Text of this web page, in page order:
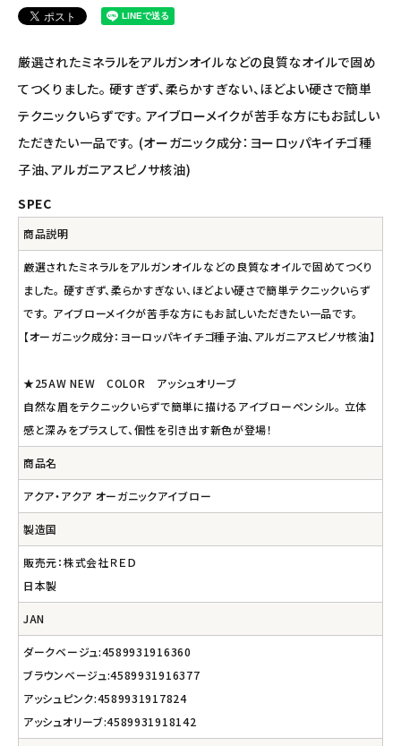
コラム・スタッフのおすすめ
ご利用ガイド等
アカウント情報
meeting_room ログイン
厳選されたミネラルをアルガンオイルなどの良質なオイルで固め
てつくりました。 硬すぎず、柔らかすぎない、ほどよい硬さで簡単
テクニックいらずです。 アイブローメイクが苦手な方にもお試しい
ただきたい一品です。 (オーガニック成分：ヨーロッパキイチゴ種
子油、アルガニアスピノサ核油)
SPEC
商品説明
厳選されたミネラルをアルガンオイルなどの良質なオイルで固めてつくり
ました。 硬すぎず、柔らかすぎない、ほどよい硬さで簡単テクニックいらず
です。 アイブローメイクが苦手な方にもお試しいただきたい一品です。
【オーガニック成分：ヨーロッパキイチゴ種子油、アルガニアスピノサ核油】
★25AW NEW COLOR アッシュオリーブ
自然な眉をテクニックいらずで簡単に描けるアイブローペンシル。 立体
感と深みをプラスして、個性を引き出す新色が登場！
商品名
アクア・アクア オーガニックアイブロー
製造国
販売元：株式会社ＲＥＤ
日本製
JAN
ダークベージュ:4589931916360
ブラウンベージュ:4589931916377
アッシュピンク:4589931917824
アッシュオリーブ:4589931918142